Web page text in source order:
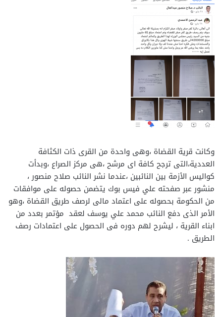
وكانت قرية القضاة ،وهى واحدة من القرى ذات الكثافة
العددية،التى ترجح كافة اى مرشح ،هى مركز الصراع ،وبدأت
كواليس الأزمة بين النائبين ،عندما نشر النائب صلاح منصور ،
منشور عبر صفحته علي فيس بوك يتضمن حصوله على موافقات
من الحكومة بحصوله على اعتماد مالى لرصف طريق القضاة ،وهو
الأمر الذى دفع النائب محمد علي يوسف لعقد مؤتمر بعدد من
ابناء القرية ، ليشرح لهم دوره فى الحصول على اعتمادات رصف
الطريق .